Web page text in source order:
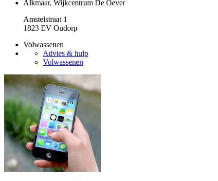
Alkmaar, Wijkcentrum De Oever
Amstelstraat 1
1823 EV Oudorp
Volwassenen
Advies & hulp
Volwassenen